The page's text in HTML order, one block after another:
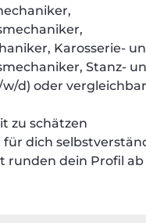
Karosserie-
Stanz-
d) oder
zu schätzen
für dich
runden dein Profil ab